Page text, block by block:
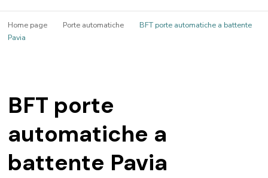
Home page Porte automatiche
BFT porte automatiche a battente
Pavia
BFT porte
automatiche a
battente Pavia